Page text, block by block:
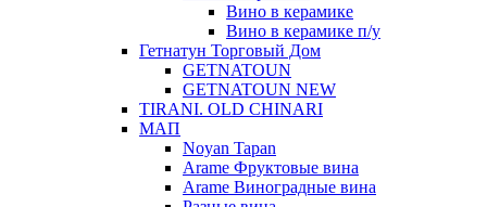
Вино в керамике
Вино в керамике п/у
Гетнатун Торговый Дом
GETNATOUN
GETNATOUN NEW
TIRANI. OLD CHINARI
МАП
Noyan Tapan
Arame Фруктовые вина
Arame Виноградные вина